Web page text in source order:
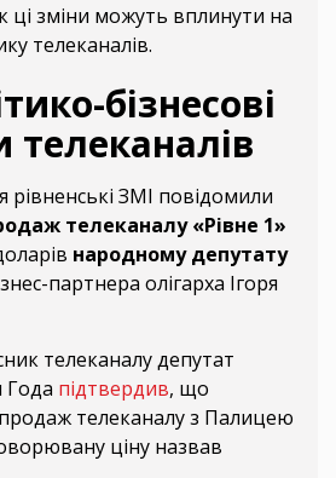
ці зміни можуть вплинути на
телеканалів.
бізнесові
телеканалів
рівненські ЗМІ повідомили
телеканалу «Рівне 1»
народному депутату
партнера олігарха Ігоря
телеканалу депутат
Года підтвердив, що
телеканалу з Палицею
ціну назвав